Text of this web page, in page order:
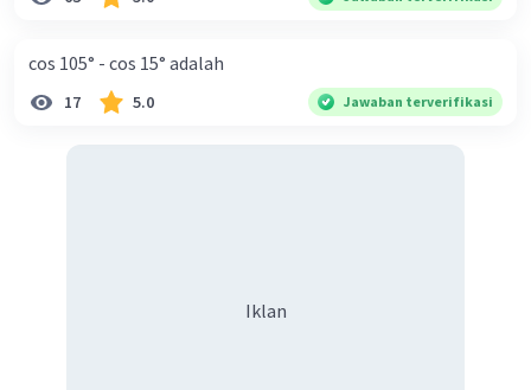
cos 105° - cos 15° adalah
17 5.0 Jawaban terverifikasi
Iklan